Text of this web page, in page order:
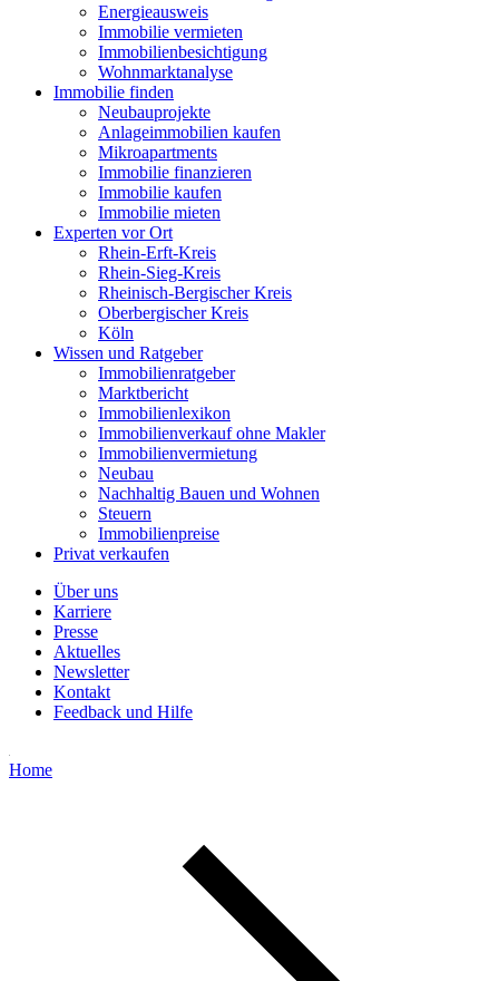
Energieausweis
Immobilie vermieten
Immobilienbesichtigung
Wohnmarktanalyse
Immobilie finden
Neubauprojekte
Anlageimmobilien kaufen
Mikroapartments
Immobilie finanzieren
Immobilie kaufen
Immobilie mieten
Experten vor Ort
Rhein-Erft-Kreis
Rhein-Sieg-Kreis
Rheinisch-Bergischer Kreis
Oberbergischer Kreis
Köln
Wissen und Ratgeber
Immobilienratgeber
Marktbericht
Immobilienlexikon
Immobilienverkauf ohne Makler
Immobilienvermietung
Neubau
Nachhaltig Bauen und Wohnen
Steuern
Immobilienpreise
Privat verkaufen
Über uns
Karriere
Presse
Aktuelles
Newsletter
Kontakt
Feedback und Hilfe
Home